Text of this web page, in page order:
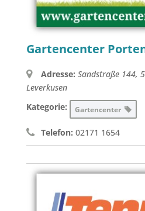
Gartencenter
Adresse: Sandstraße 144,
Leverkusen
Kategorie:
Gartencenter
Telefon: 02171 1654